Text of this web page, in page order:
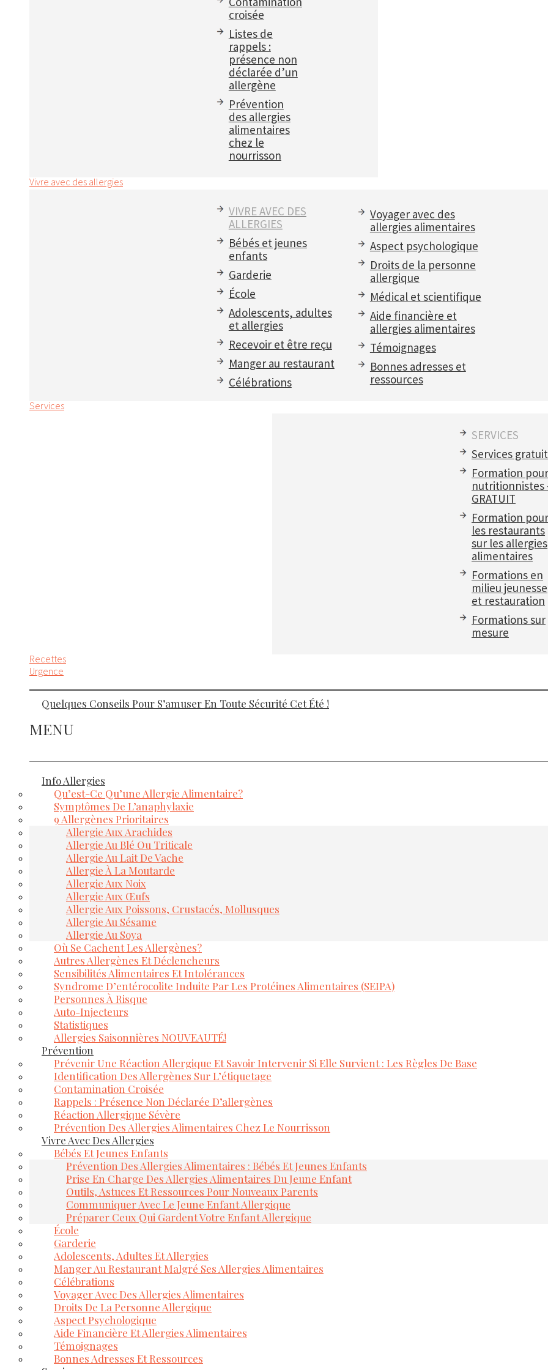
croisée
Listes de
rappels :
présence non
déclarée d’un
allergène
Prévention
des allergies
alimentaires
chez le
nourrisson
Vivre avec des allergies
VIVRE AVEC DES
ALLERGIES
Bébés et jeunes
enfants
Garderie
École
Adolescents, adultes
et allergies
Recevoir et être reçu
Manger au restaurant
Célébrations
Voyager avec des
allergies alimentaires
Aspect psychologique
Droits de la personne
allergique
Médical et scientifique
Aide financière et
allergies alimentaires
Témoignages
Bonnes adresses et
ressources
Services
SERVICES
Services
Formation pour
nutritionnistes
GRATUIT
Formation pour
les restaurants
sur les allergies
alimentaires
Formations en
milieu jeunesse
et restauration
Formations sur
mesure
Recettes
Urgence
Quelques Conseils Pour S’amuser En Toute Sécurité Cet Été !
MENU
Info Allergies
Qu’est-Ce Qu’une Allergie Alimentaire?
Symptômes De L’anaphylaxie
9 Allergènes Prioritaires
Allergie Aux Arachides
Allergie Au Blé Ou Triticale
Allergie Au Lait De Vache
Allergie À La Moutarde
Allergie Aux Noix
Allergie Aux Œufs
Allergie Aux Poissons, Crustacés, Mollusques
Allergie Au Sésame
Allergie Au Soya
Où Se Cachent Les Allergènes?
Autres Allergènes Et Déclencheurs
Sensibilités Alimentaires Et Intolérances
Syndrome D’entérocolite Induite Par Les Protéines Alimentaires (SEIPA)
Personnes À Risque
Auto-Injecteurs
Statistiques
Allergies Saisonnières NOUVEAUTÉ!
Prévention
Prévenir Une Réaction Allergique Et Savoir Intervenir Si Elle Survient : Les Règles De Base
Identification Des Allergènes Sur L’étiquetage
Contamination Croisée
Rappels : Présence Non Déclarée D’allergènes
Réaction Allergique Sévère
Prévention Des Allergies Alimentaires Chez Le Nourrisson
Vivre Avec Des Allergies
Bébés Et Jeunes Enfants
Prévention Des Allergies Alimentaires : Bébés Et Jeunes Enfants
Prise En Charge Des Allergies Alimentaires Du Jeune Enfant
Outils, Astuces Et Ressources Pour Nouveaux Parents
Communiquer Avec Le Jeune Enfant Allergique
Préparer Ceux Qui Gardent Votre Enfant Allergique
École
Garderie
Adolescents, Adultes Et Allergies
Manger Au Restaurant Malgré Ses Allergies Alimentaires
Célébrations
Voyager Avec Des Allergies Alimentaires
Droits De La Personne Allergique
Aspect Psychologique
Aide Financière Et Allergies Alimentaires
Témoignages
Bonnes Adresses Et Ressources